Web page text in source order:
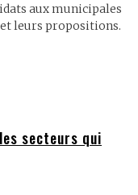
aux municipales
leurs propositions.
secteurs qui